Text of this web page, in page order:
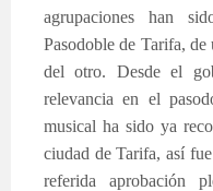
agrupaciones han
Pasodoble de Tarifa,
del otro. Desde el
relevancia en el
musical ha sido ya
ciudad de Tarifa, así
referida aprobación